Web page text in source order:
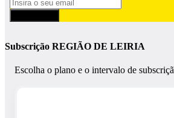
Subscrição REGIÃO DE LEIRIA
Escolha o plano e o intervalo de